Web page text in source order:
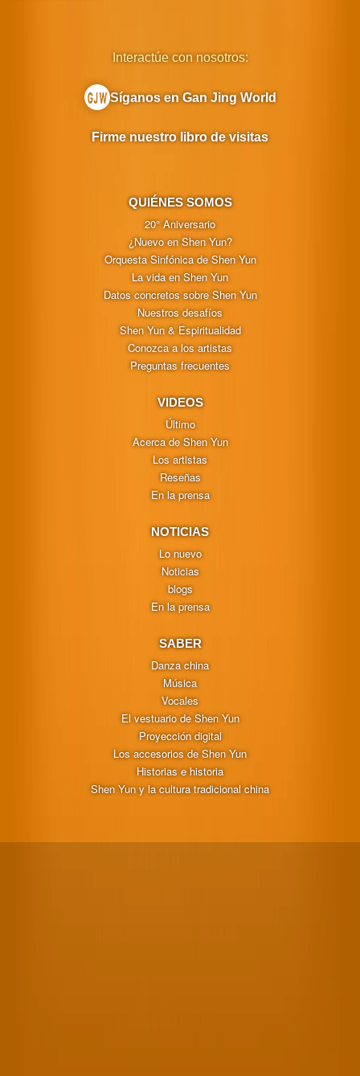
QUIÉNES SOMOS
20° Aniversario
¿Nuevo en Shen Yun?
Orquesta Sinfónica de Shen Yun
La vida en Shen Yun
Datos concretos sobre Shen Yun
Nuestros desafíos
Shen Yun & Espiritualidad
Conozca a los artistas
Preguntas frecuentes
VIDEOS
Último
Acerca de Shen Yun
Los artistas
Reseñas
En la prensa
NOTICIAS
Lo nuevo
Noticias
blogs
En la prensa
SABER
Danza china
Música
Vocales
El vestuario de Shen Yun
Proyección digital
Los accesorios de Shen Yun
Historias e historia
Shen Yun y la cultura tradicional china
Interactúe con nosotros:
Síganos en Gan Jing World
Firme nuestro libro de visitas